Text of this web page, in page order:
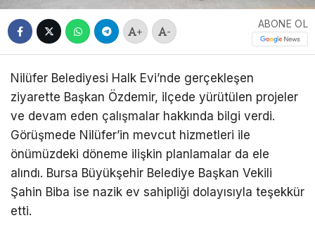
+ -
ABONE OL
Nilüfer Belediyesi Halk Evi’nde gerçekleşen
ziyarette Başkan Özdemir, ilçede yürütülen projeler
ve devam eden çalışmalar hakkında bilgi verdi.
Görüşmede Nilüfer’in mevcut hizmetleri ile
önümüzdeki döneme ilişkin planlamalar da ele
alındı. Bursa Büyükşehir Belediye Başkan Vekili
Şahin Biba ise nazik ev sahipliği dolayısıyla teşekkür
etti.